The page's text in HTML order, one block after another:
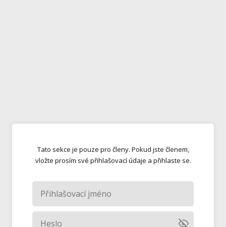
Tato sekce je pouze pro členy. Pokud jste členem,
vložte prosím své přihlašovací údaje a přihlaste se.